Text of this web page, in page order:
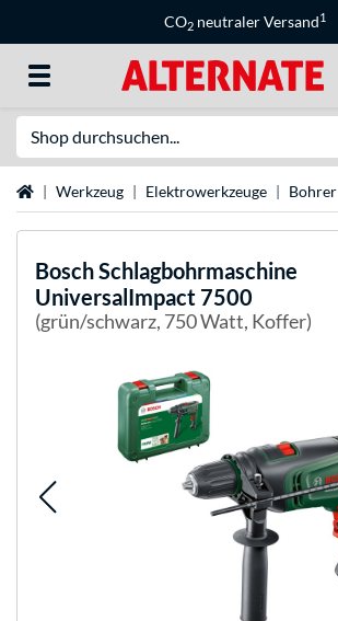
CO2 neutraler Versand1
StartseiteWerkzeug Elektrowerkzeuge Bohrer
BoschSchlagbohrmaschine
UniversalImpact 7500
(grün/schwarz, 750 Watt, Koffer)